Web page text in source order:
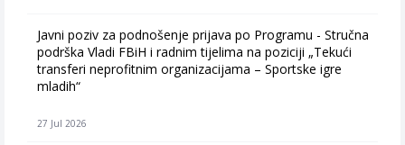
Javni poziv za podnošenje prijava po Programu - Stručna
podrška Vladi FBiH i radnim tijelima na poziciji „Tekući
transferi neprofitnim organizacijama – Sportske igre
mladih“
27 Jul 2026